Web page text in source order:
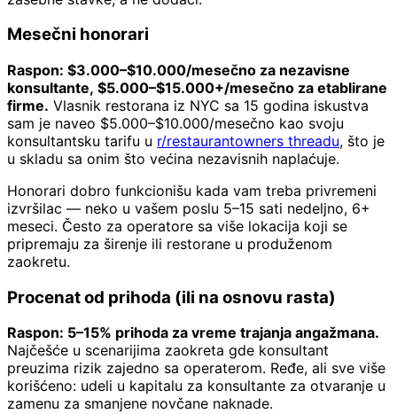
Mesečni honorari
Raspon: $3.000–$10.000/mesečno za nezavisne
konsultante, $5.000–$15.000+/mesečno za etablirane
firme. Vlasnik restorana iz NYC sa 15 godina iskustva
sam je naveo $5.000–$10.000/mesečno kao svoju
konsultantsku tarifu u r/restaurantowners threadu, što je
u skladu sa onim što većina nezavisnih naplaćuje.
Honorari dobro funkcionišu kada vam treba privremeni
izvršilac — neko u vašem poslu 5–15 sati nedeljno, 6+
meseci. Često za operatore sa više lokacija koji se
pripremaju za širenje ili restorane u produženom
zaokretu.
Procenat od prihoda (ili na osnovu rasta)
Raspon: 5–15% prihoda za vreme trajanja angažmana.
Najčešće u scenarijima zaokreta gde konsultant
preuzima rizik zajedno sa operaterom. Ređe, ali sve više
korišćeno: udeli u kapitalu za konsultante za otvaranje u
zamenu za smanjene novčane naknade.